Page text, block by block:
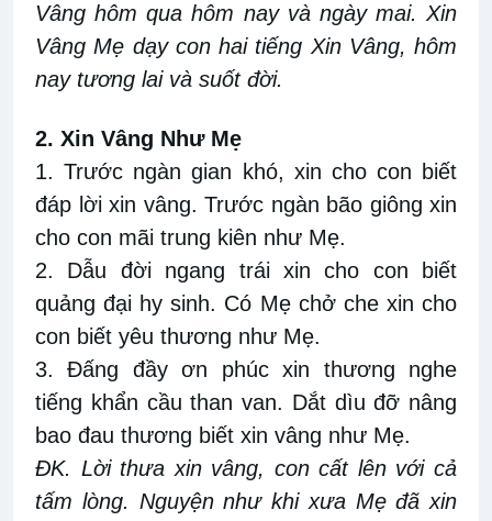
Vâng hôm qua hôm nay và ngày mai. Xin
Vâng Mẹ dạy con hai tiếng Xin Vâng, hôm
nay tương lai và suốt đời.
2. Xin Vâng Như Mẹ
1. Trước ngàn gian khó, xin cho con biết
đáp lời xin vâng. Trước ngàn bão giông xin
cho con mãi trung kiên như Mẹ.
2. Dẫu đời ngang trái xin cho con biết
quảng đại hy sinh. Có Mẹ chở che xin cho
con biết yêu thương như Mẹ.
3. Đấng đầy ơn phúc xin thương nghe
tiếng khẩn cầu than van. Dắt dìu đỡ nâng
bao đau thương biết xin vâng như Mẹ.
ĐK. Lời thưa xin vâng, con cất lên với cả
tấm lòng. Nguyện như khi xưa Mẹ đã xin